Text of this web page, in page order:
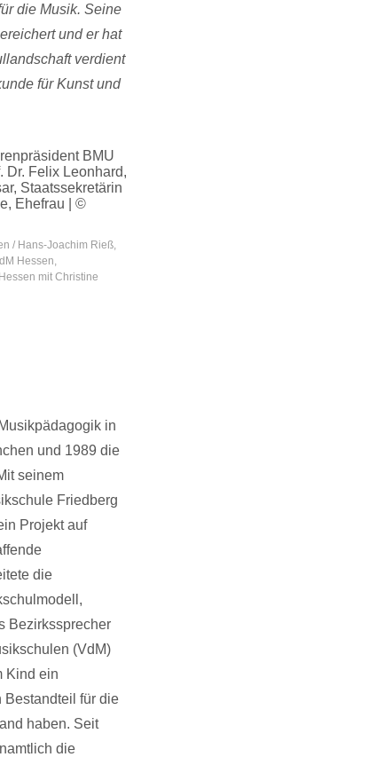
die Musik. Seine
und er hat
verdient
für Kunst und
/ Hans-Joachim Rieß,
Hessen,
mit Christine
in
und 1989 die
seinem
Friedberg
Projekt auf
die
Bezirkssprecher
(VdM)
Kind ein
Bestandteil für die
haben. Seit
die